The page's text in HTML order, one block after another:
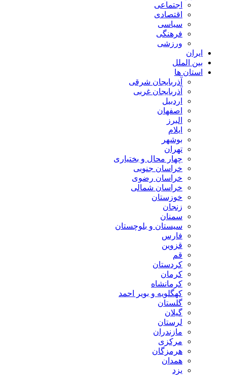
اجتماعی
اقتصادی
سیاسی
فرهنگی
ورزشی
ایران
بین الملل
استان ها
آذربایجان شرقی
آذربایجان غربی
اردبیل
اصفهان
البرز
ایلام
بوشهر
تهران
چهار محال و بختیاری
خراسان جنوبی
خراسان رضوی
خراسان شمالی
خوزستان
زنجان
سمنان
سیستان و بلوچستان
فارس
قزوین
قم
کردستان
کرمان
کرمانشاه
کهگلویه و بویر احمد
گلستان
گیلان
لرستان
مازندران
مرکزی
هرمزگان
همدان
یزد